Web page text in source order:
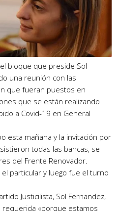
bloque que preside Sol
una reunión con las
que fueran puestos en
que se están realizando
a Covid-19 en General
esta mañana y la invitación por
todas las bancas, se
del Frente Renovador.
particular y luego fue el turno
Justicilista, Sol Fernandez,
«porque estamos